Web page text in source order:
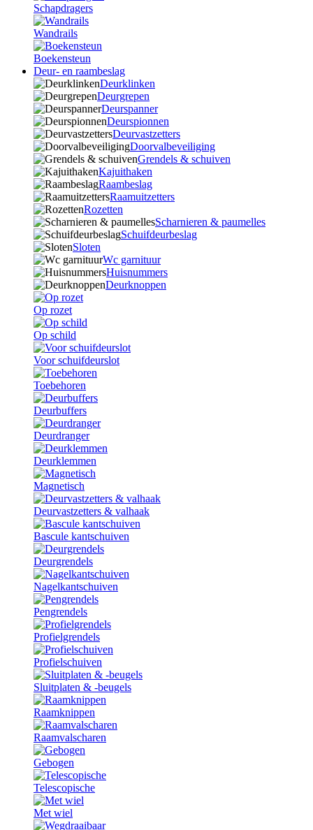
Schapdragers
Wandrails
Boekensteun
Deur- en raambeslag
Deurklinken
Deurgrepen
Deurspanner
Deurspionnen
Deurvastzetters
Doorvalbeveiliging
Grendels & schuiven
Kajuithaken
Raambeslag
Raamuitzetters
Rozetten
Scharnieren & paumelles
Schuifdeurbeslag
Sloten
Wc garnituur
Huisnummers
Deurknoppen
Op rozet
Op schild
Voor schuifdeurslot
Toebehoren
Deurbuffers
Deurdranger
Deurklemmen
Magnetisch
Deurvastzetters & valhaak
Bascule kantschuiven
Deurgrendels
Nagelkantschuiven
Pengrendels
Profielgrendels
Profielschuiven
Sluitplaten & -beugels
Raamknippen
Raamvalscharen
Gebogen
Telescopische
Met wiel